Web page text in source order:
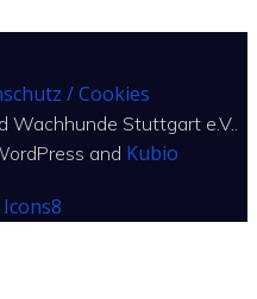
/ Cookies
Stuttgart e.V..
and Kubio
Icons8